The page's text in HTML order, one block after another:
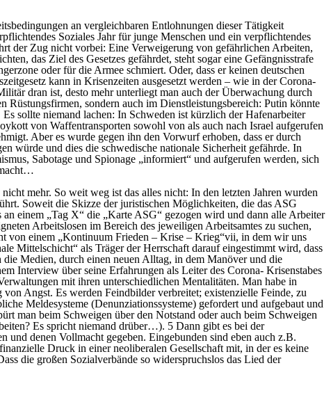
an vergleichbaren Entlohnungen dieser Tätigkeit
Soziales Jahr für junge Menschen und ein verpflichtendes
der Zug nicht vorbei: Eine Verweigerung von gefährlichen Arbeiten,
das Ziel des Gesetzes gefährdet, steht sogar eine Gefängnisstrafe
oder für die Armee schmiert. Oder, dass er keinen deutschen
kann in Krisenzeiten ausgesetzt werden – wie in der Corona-
dran ist, desto mehr unterliegt man auch der Überwachung durch
sondern auch im Dienstleistungsbereich: Putin könnte
sollte niemand lachen: In Schweden ist kürzlich der Hafenarbeiter
von Waffentransporten sowohl von als auch nach Israel aufgerufen
Aber es wurde gegen ihn den Vorwurf erhoben, dass er durch
würde und dies die schwedische nationale Sicherheit gefährde. In
Sabotage und Spionage „informiert“ und aufgerufen werden, sich
mehr. So weit weg ist das alles nicht: In den letzten Jahren wurden
Soweit die Skizze der juristischen Möglichkeiten, die das ASG
einem „Tag X“ die „Karte ASG“ gezogen wird und dann alle Arbeiter
Arbeitslosen im Bereich des jeweiligen Arbeitsamtes zu suchen,
von einem „Kontinuum Frieden – Krise – Krieg“vii, in dem wir uns
Mittelschicht“ als Träger der Herrschaft darauf eingestimmt wird, dass
Medien, durch einen neuen Alltag, in dem Manöver und die
Interview über seine Erfahrungen als Leiter des Corona- Krisenstabes
mit ihren unterschiedlichen Mentalitäten. Man habe in
Angst. Es werden Feindbilder verbreitet; existenzielle Feinde, zu
Meldesysteme (Denunziationssysteme) gefordert und aufgebaut und
man beim Schweigen über den Notstand oder auch beim Schweigen
Es spricht niemand drüber…). 5 Dann gibt es bei der
denen Vollmacht gegeben. Eingebunden sind eben auch z.B.
Druck in einer neoliberalen Gesellschaft mit, in der es keine
die großen Sozialverbände so widerspruchslos das Lied der